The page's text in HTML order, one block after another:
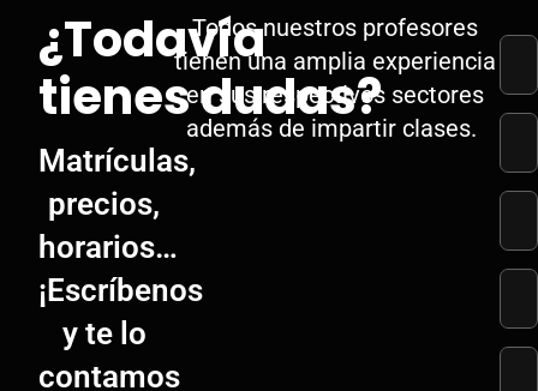
¿Todavía
tienes dudas?
Matrículas,
precios,
horarios…
¡Escríbenos
y te lo
contamos
Todos nuestros profesores
tienen una amplia experiencia
en sus respectivos sectores
además de impartir clases.